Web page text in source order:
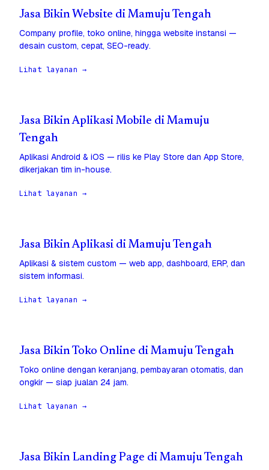
Jasa Bikin Website di Mamuju Tengah
Company profile, toko online, hingga website instansi —
desain custom, cepat, SEO-ready.
Lihat layanan →
Jasa Bikin Aplikasi Mobile di Mamuju
Tengah
Aplikasi Android & iOS — rilis ke Play Store dan App Store,
dikerjakan tim in-house.
Lihat layanan →
Jasa Bikin Aplikasi di Mamuju Tengah
Aplikasi & sistem custom — web app, dashboard, ERP, dan
sistem informasi.
Lihat layanan →
Jasa Bikin Toko Online di Mamuju Tengah
Toko online dengan keranjang, pembayaran otomatis, dan
ongkir — siap jualan 24 jam.
Lihat layanan →
Jasa Bikin Landing Page di Mamuju Tengah